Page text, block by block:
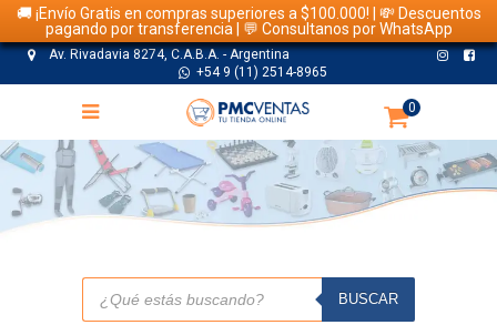
🚚 ¡Envío Gratis en compras superiores a $100.000! | 💸 Descuentos
pagando por transferencia | 💬 Consultanos por WhatsApp
Av. Rivadavia 8274, C.A.B.A. - Argentina
+54 9 (11) 2514-8965
0
TIENDA
Búsqueda
productos
BUSCAR